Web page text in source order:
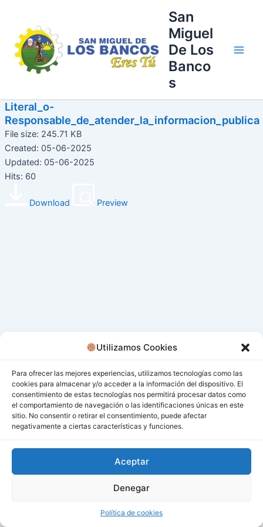
Utilizamos Cookies
Para ofrecer las mejores experiencias, utilizamos tecnologías como las
cookies para almacenar y/o acceder a la información del dispositivo. El
consentimiento de estas tecnologías nos permitirá procesar datos como
el comportamiento de navegación o las identificaciones únicas en este
sitio. No consentir o retirar el consentimiento, puede afectar
negativamente a ciertas características y funciones.
Aceptar
Denegar
Política de cookies
contenido
San
Miguel
De Los
Banco
s
Literal_o-
Responsable_de_atender_la_informacion_publica
File size: 245.71 KB
Created: 05-06-2025
Updated: 05-06-2025
Hits: 60
Download Preview
Todos los derechos © 2026 San Miguel De Los Bancos |